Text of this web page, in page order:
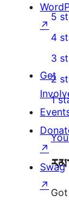
4
5-
star
5
4-
star
4
0
3-
star
3
2-
2
1
1-
star
1
↗
Get
↗
Swag
↗